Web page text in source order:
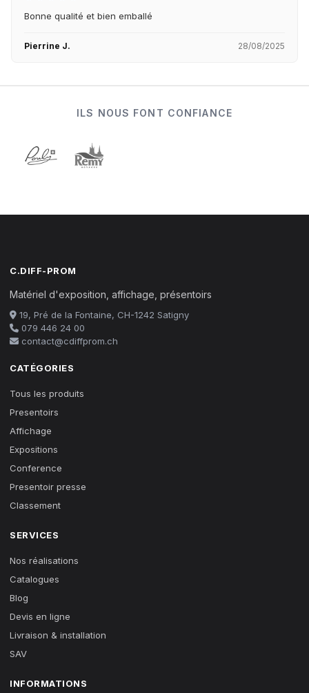
Bonne qualité et bien emballé
Pierrine J. 28/08/2025
ILS NOUS FONT CONFIANCE
C.DIFF-PROM
Matériel d'exposition, affichage, présentoirs
19, Pré de la Fontaine, CH-1242 Satigny
079 446 24 00
contact@cdiffprom.ch
CATÉGORIES
Tous les produits
Presentoirs
Affichage
Expositions
Conference
Presentoir presse
Classement
SERVICES
Nos réalisations
Catalogues
Blog
Devis en ligne
Livraison & installation
SAV
INFORMATIONS